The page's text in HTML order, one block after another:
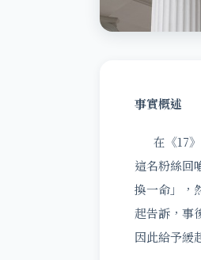
事實概述
在《17》
這名粉絲回
換一命」，
起告訴，事
因此給予緩